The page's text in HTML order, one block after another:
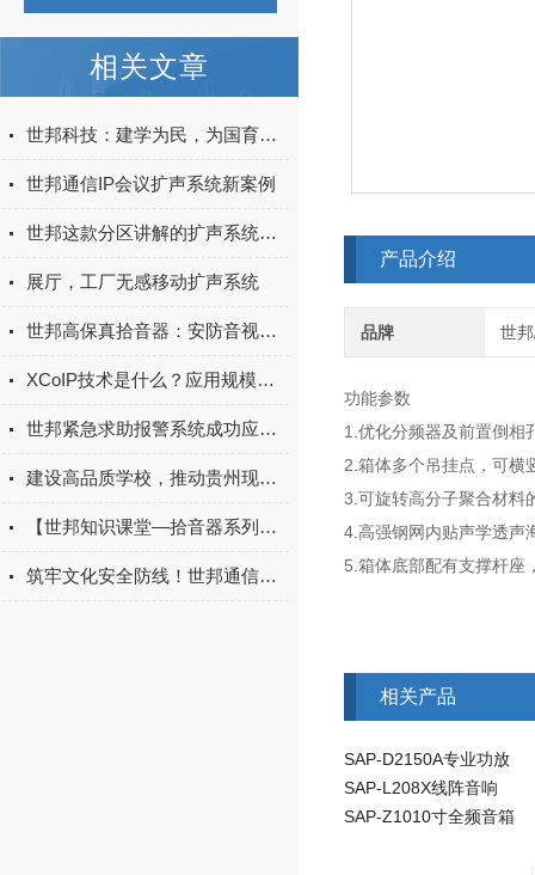
相关文章
世邦科技：建学为民，为国育才，建设好“家门口”的好学校
世邦通信IP会议扩声系统新案例
世邦这款分区讲解的扩声系统，为何大受欢迎？
展厅，工厂无感移动扩声系统
世邦高保真拾音器：安防音视一体化优选专业音频设备
XCoIP技术是什么？应用规模如何？
世邦紧急求助报警系统成功应用于淄博高铁北站
建设高品质学校，推动贵州现代教育高质量发展
【世邦知识课堂—拾音器系列】轨道交通如何实现治安防范再升级
筑牢文化安全防线！世邦通信守护新疆博物馆千年文化传承
产品介绍
品牌 世
功能参数
1.优化分频器及前置倒相
2.箱体多个吊挂点，可横
3.可旋转高分子聚合材料
4.高强钢网内贴声学透声
5.箱体底部配有支撑杆座
相关产品
SAP-D2150A专业功放
SAP-L208X线阵音响
SAP-Z1010寸全频音箱